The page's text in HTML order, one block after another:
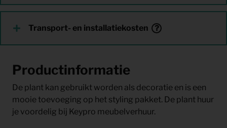
Transport- en installatiekosten
Productinformatie
De plant kan gebruikt worden als decoratie en is een
mooie toevoeging op het styling pakket. De plant huur
je voordelig bij Keypro meubelverhuur.